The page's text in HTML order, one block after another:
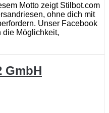
Motto zeigt Stilbot.com
ohne dich mit
Unser Facebook
die Möglichkeit,
GmbH